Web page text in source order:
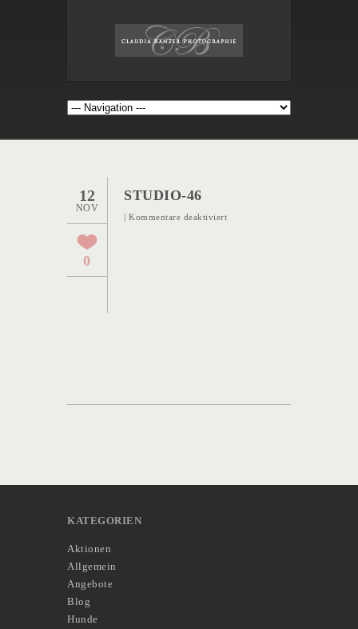
12
NOV
0
STUDIO-46
| Kommentare deaktiviertfür
KATEGORIEN
Aktionen
Allgemein
Angebote
Blog
Hunde